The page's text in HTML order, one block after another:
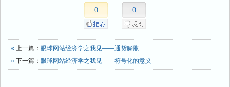
0 0
« 上一篇： 眼球网站经济学之我见——通货膨胀
» 下一篇： 眼球网站经济学之我见——符号化的意义